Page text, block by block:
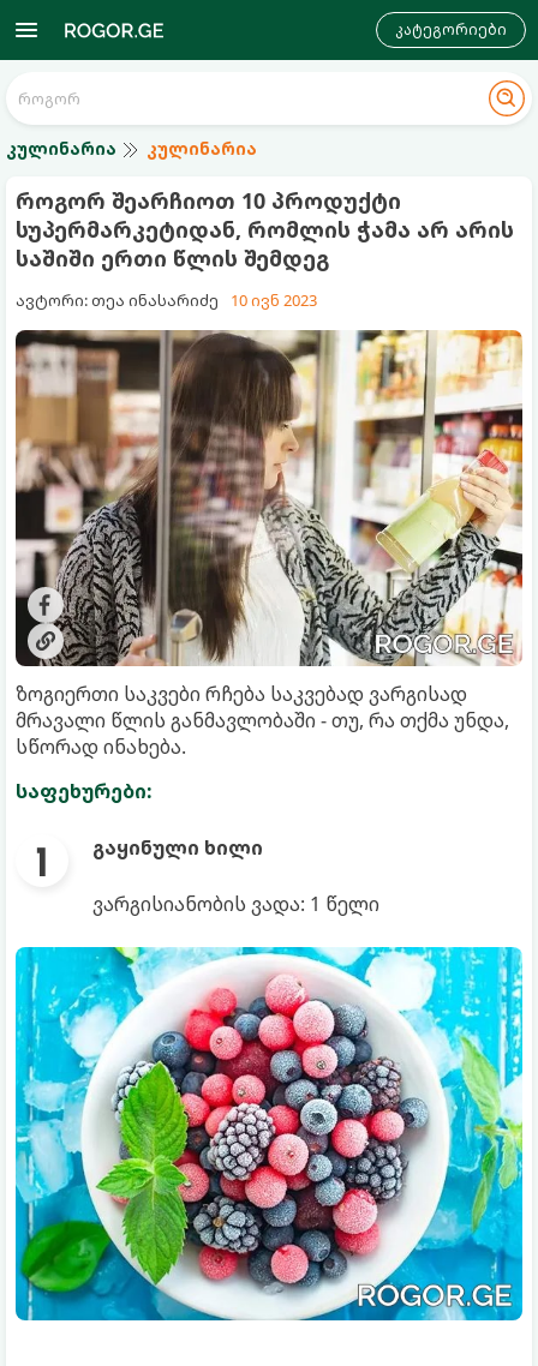
კატეგორიები
კულინარია კულინარია
როგორ შეარჩიოთ 10 პროდუქტი
სუპერმარკეტიდან, რომლის ჭამა არ არის
საშიში ერთი წლის შემდეგ
ავტორი: თეა ინასარიძე 10 ივნ 2023
ზოგიერთი საკვები რჩება საკვებად ვარგისად
მრავალი წლის განმავლობაში - თუ, რა თქმა უნდა,
სწორად ინახება.
საფეხურები:
გაყინული ხილი
ვარგისიანობის ვადა: 1 წელი